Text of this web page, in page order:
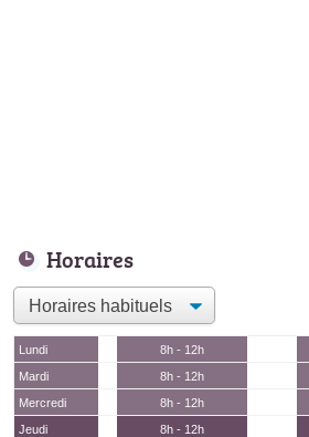
Horaires
Lundi 8h - 12h
Mardi
8h - 12h
Mercredi
8h - 12h
Jeudi
8h - 12h